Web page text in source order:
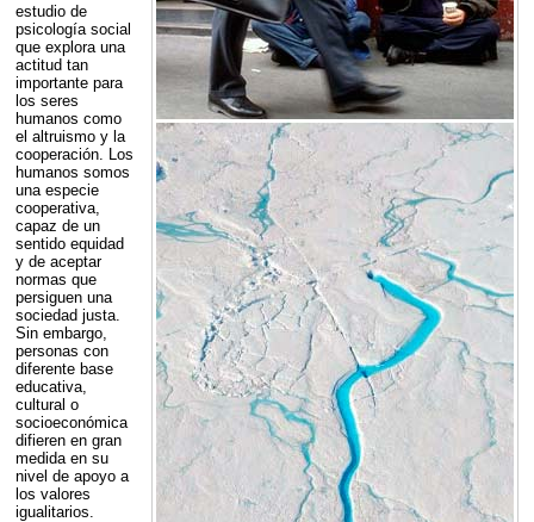
estudio de
psicología social
que explora una
actitud tan
importante para
los seres
humanos como
el altruismo y la
cooperación. Los
humanos somos
una especie
cooperativa,
capaz de un
sentido equidad
y de aceptar
normas que
persiguen una
sociedad justa.
Sin embargo,
personas con
diferente base
educativa,
cultural o
socioeconómica
difieren en gran
medida en su
nivel de apoyo a
los valores
igualitarios.